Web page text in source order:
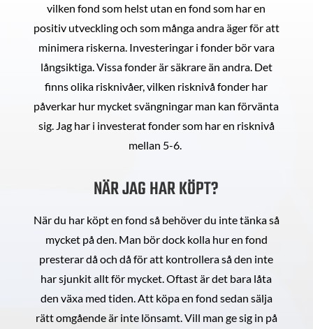
vilken fond som helst utan en fond som har en
positiv utveckling och som många andra äger för att
minimera riskerna. Investeringar i fonder bör vara
långsiktiga. Vissa fonder är säkrare än andra. Det
finns olika risknivåer, vilken risknivå fonder har
påverkar hur mycket svängningar man kan förvänta
sig. Jag har i investerat fonder som har en risknivå
mellan 5-6.
NÄR JAG HAR KÖPT?
När du har köpt en fond så behöver du inte tänka så
mycket på den. Man bör dock kolla hur en fond
presterar då och då för att kontrollera så den inte
har sjunkit allt för mycket. Oftast är det bara låta
den växa med tiden. Att köpa en fond sedan sälja
rätt omgående är inte lönsamt. Vill man ge sig in på